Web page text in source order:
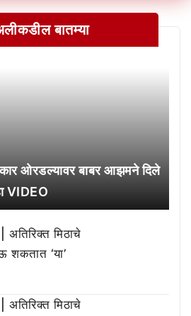
बातम्या
ओरडल्यावर बाबर आझमने दिले
VIDEO
मिठाचे
शकतात ‘या’
मिठाचे